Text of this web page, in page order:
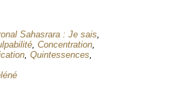
Sahasrara : Je sais,
, Concentration,
, Quintessences,